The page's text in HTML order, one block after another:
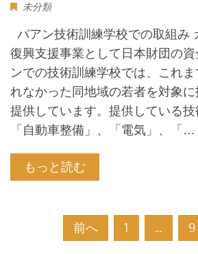
未分類
パアン技術訓練学校での取組み
復興支援事業として日本財団の
ンでの技術訓練学校では、これ
れなかった同地域の若者を対象
提供しています。提供している
「自動車整備」、「電気」、「…
もっと読む
前へ 1 … 9